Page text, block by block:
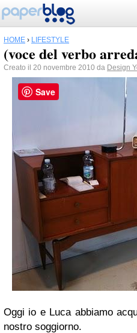
HOME › LIFESTYLE
(voce del verbo
Creato il 20 novembre 2010 da Design
Oggi io e Luca abbiamo
nostro soggiorno.
Save